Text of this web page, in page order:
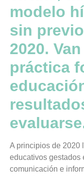
modelo
sin
2020.
práctica
A principios de 2020
educativos gestados
comunicación e